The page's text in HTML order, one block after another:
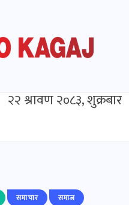
२२ श्रावण २०८३, शुक्रबार
समाचार समाज